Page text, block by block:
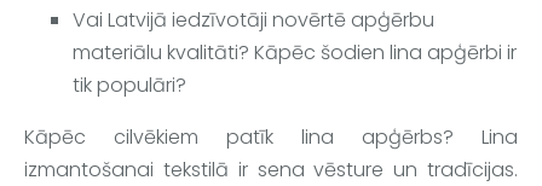
Vai Latvijā iedzīvotāji novērtē apģērbu
materiālu kvalitāti? Kāpēc šodien lina apģērbi ir
tik populāri?
Kāpēc cilvēkiem patīk lina apģērbs? Lina
izmantošanai tekstilā ir sena vēsture un tradīcijas.